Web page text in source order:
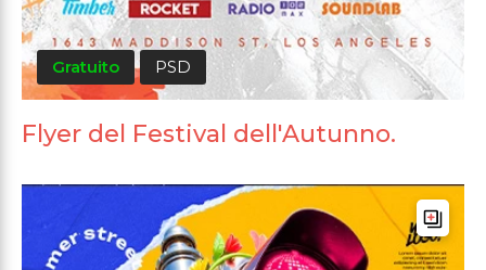
Gratuito PSD
Flyer del Festival dell'Autunno.